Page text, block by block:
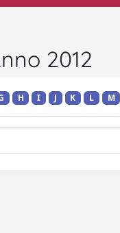
2012
H I J K L M